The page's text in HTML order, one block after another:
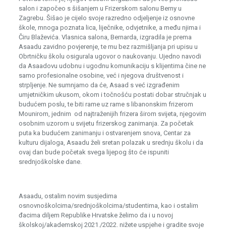
salon i započeo s šišanjem u Frizerskom salonu Berny u
Zagrebu. Šišao je cijelo svoje razredno odjeljenje iz osnovne
škole, mnoga poznata lica, liječnike, odvjetnike, a među njima i
Čiru Blaževića. Vlasnica salona, Bernarda, izgradila je prema
Asaadu zavidno povjerenje, te mu bez razmišljanja pri upisu u
Obrtničku školu osigurala ugovor o naukovanju. Ujedno navodi
da Asaadovu udobnu i ugodnu komunikaciju s klijentima čine ne
samo profesionalne osobine, već i njegova društvenost i
strpljenje. Ne sumnjamo da će, Asaad s već izgrađenim
umjetničkim ukusom, okom i točnošću postati dobar stručnjak u
budućem poslu, te biti rame uz rame s libanonskim frizerom
Mounirom, jednim od najtraženijih frizera širom svijeta, njegovim
osobnim uzorom u svijetu frizerskog zanimanja. Za početak
puta ka budućem zanimanju i ostvarenjem snova, Centar za
kulturu dijaloga, Asaadu želi sretan polazak u srednju školu i da
ovaj dan bude početak svega lijepog što će ispuniti
srednjoškolske dane.
Asaadu, ostalim novim susjedima
osnovnoškolcima/srednjoškolcima/studentima, kao i ostalim
đacima diljem Republike Hrvatske želimo da i u novoj
školskoj/akademskoj 2021./2022. nižete uspjehe i gradite svoje